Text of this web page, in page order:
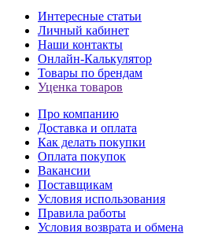
Интересные статьи
Личный кабинет
Наши контакты
Онлайн-Калькулятор
Товары по брендам
Уценка товаров
Про компанию
Доставка и оплата
Как делать покупки
Оплата покупок
Вакансии
Поставщикам
Условия использования
Правила работы
Условия возврата и обмена